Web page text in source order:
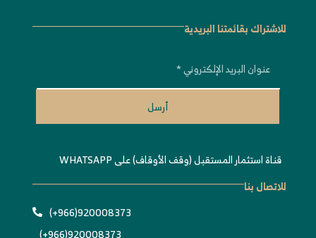
للاشتراك بقائمتنا البريدية
أرسل
قناة استثمار المستقبل (وقف الأوقاف) على WHATSAPP
للاتصال بنا
920008373(966+)
920008373(966+)